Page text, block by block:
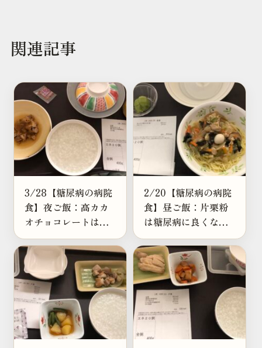
関連記事
3/28【糖尿病の病院
食】夜ご飯：高カカ
オチョコレートは糖
尿病や糖質制限にな
ぜ良い？効果と注意
点
2/20【糖尿病の病院
食】昼ご飯：片栗粉
は糖尿病に良くな
い？きくらげの栄養
も調べてみた